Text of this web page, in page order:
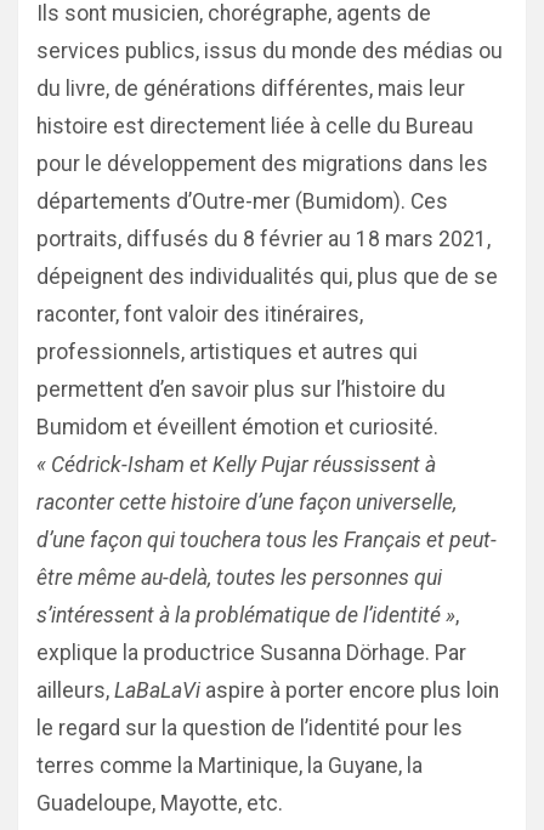
Ils sont musicien, chorégraphe, agents de
services publics, issus du monde des médias ou
du livre, de générations différentes, mais leur
histoire est directement liée à celle du Bureau
pour le développement des migrations dans les
départements d’Outre-mer (Bumidom). Ces
portraits, diffusés du 8 février au 18 mars 2021,
dépeignent des individualités qui, plus que de se
raconter, font valoir des itinéraires,
professionnels, artistiques et autres qui
permettent d’en savoir plus sur l’histoire du
Bumidom et éveillent émotion et curiosité.
« Cédrick-Isham et Kelly Pujar réussissent à
raconter cette histoire d’une façon universelle,
d’une façon qui touchera tous les Français et peut-
être même au-delà, toutes les personnes qui
s’intéressent à la problématique de l’identité »,
explique la productrice Susanna Dörhage. Par
ailleurs, LaBaLaVi aspire à porter encore plus loin
le regard sur la question de l’identité pour les
terres comme la Martinique, la Guyane, la
Guadeloupe, Mayotte, etc.